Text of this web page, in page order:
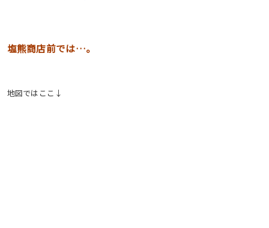
塩熊商店前では…。
地図ではここ↓